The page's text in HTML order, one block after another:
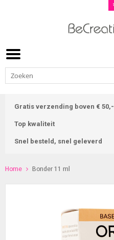
Gratis verzending boven € 50,-
Top kwaliteit
Snel besteld, snel geleverd
Home Bonder 11 ml